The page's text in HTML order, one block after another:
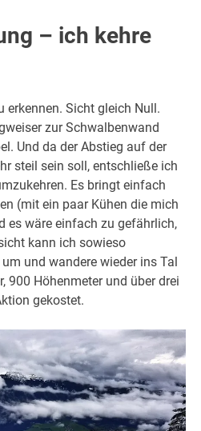
– ich kehre
erkennen. Sicht gleich Null.
zur Schwalbenwand
Und da der Abstieg auf der
steil sein soll, entschließe ich
Es bringt einfach
(mit ein paar Kühen die mich
es wäre einfach zu gefährlich,
kann ich sowieso
und wandere wieder ins Tal
900 Höhenmeter und über drei
gekostet.